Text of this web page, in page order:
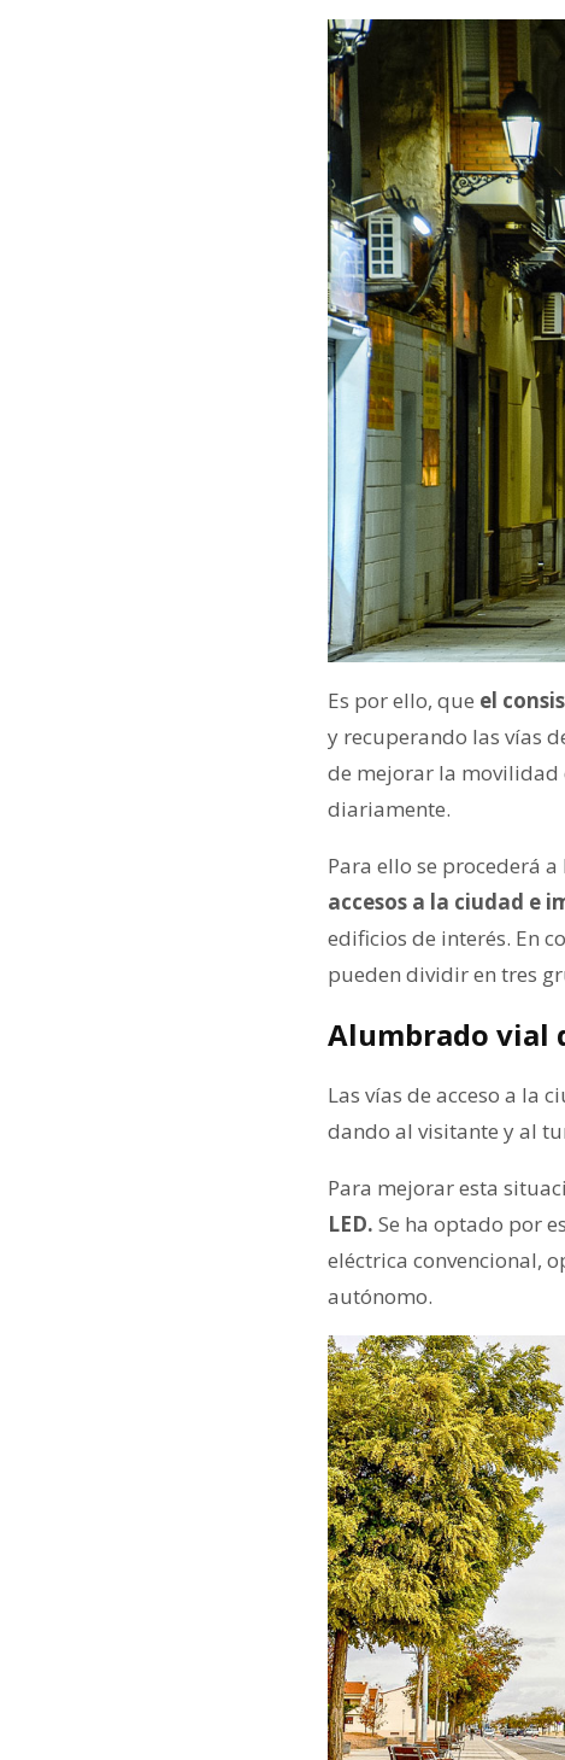
Es por ello, que el
y recuperando las vías
de mejorar la movilidad
diariamente.
Para ello se procederá a
accesos a la ciudad e
edificios de interés. En
pueden dividir en tres
Alumbrado vial
Las vías de acceso a la
dando al visitante y al
Para mejorar esta
LED. Se ha optado por
eléctrica convencional,
autónomo.